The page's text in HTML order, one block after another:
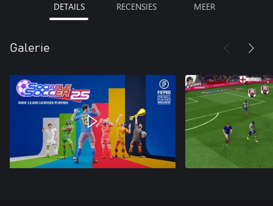
DETAILS RECENSIES MEER
Galerie